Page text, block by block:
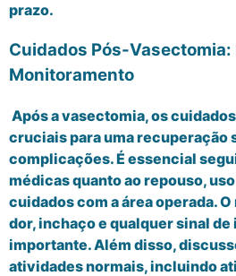
prazo.
Cuidados Pós-Vasectomia:
Monitoramento
Após a vasectomia, os
cruciais para uma recuperação
complicações. É essencial
médicas quanto ao repouso,
cuidados com a área operada.
dor, inchaço e qualquer sinal de
importante. Além disso,
atividades normais, incluindo